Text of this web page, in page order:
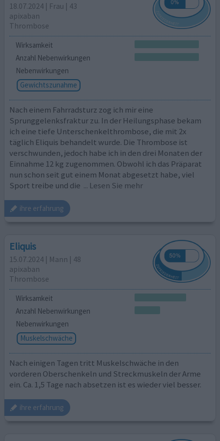
18.07.2024 | Frau | 43
apixaban
Thrombose
Wirksamkeit
Anzahl Nebenwirkungen
Nebenwirkungen
Gewichtszunahme
Nach einem Fahrradsturz zog ich mir eine
Sprunggelenksfraktur zu. In der Heilungsphase bekam
ich eine tiefe Unterschenkelthrombose, die mit 2x
täglich Eliquis behandelt wurde. Die Thrombose ist
verschwunden, jedoch habe ich in den drei Monaten der
Einnahme 12 kg zugenommen. Obwohl ich das Präparat
nun schon seit gut einem Monat abgesetzt habe, viel
Sport treibe und die ... Lesen Sie mehr
ihre erfahrung
Eliquis
15.07.2024 | Mann | 48
apixaban
Thrombose
Wirksamkeit
Anzahl Nebenwirkungen
Nebenwirkungen
Muskelschwäche
Nach einigen Tagen tritt Muskelschwäche in den
vorderen Oberschenkeln und Streckmuskeln der Arme
ein. Ca. 1,5 Tage nach absetzen ist es wieder viel besser.
ihre erfahrung